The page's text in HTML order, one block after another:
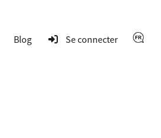
Blog Se connecter